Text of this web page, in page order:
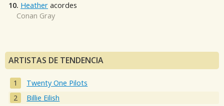
10. Heather acordes
Conan Gray
ARTISTAS DE TENDENCIA
Twenty One Pilots
Billie Eilish